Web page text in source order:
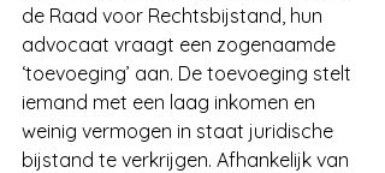
de Raad voor Rechtsbijstand, hun
advocaat vraagt een zogenaamde
‘toevoeging’ aan. De toevoeging stelt
iemand met een laag inkomen en
weinig vermogen in staat juridische
bijstand te verkrijgen. Afhankelijk van